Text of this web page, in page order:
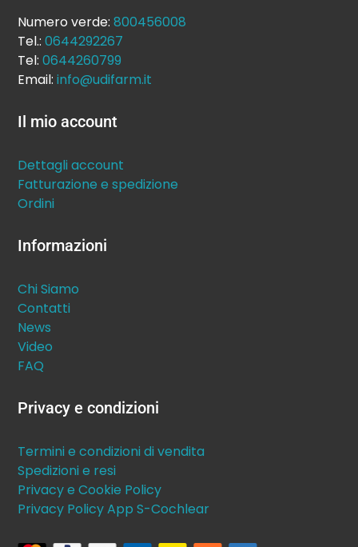
Numero verde:800456008
Tel.:0644292267
Tel:0644260799
Email:info@udifarm.it
Il mio account
Dettagli account
Fatturazione e spedizione
Ordini
Informazioni
Chi Siamo
Contatti
News
Video
FAQ
Privacy e condizioni
Termini e condizioni di vendita
Spedizioni e resi
Privacy e Cookie Policy
Privacy Policy App S-Cochlear